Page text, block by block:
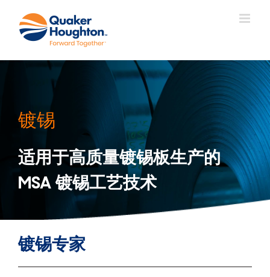
镀锡
适用于高质量镀锡板生产的
MSA 镀锡工艺技术
镀锡专家